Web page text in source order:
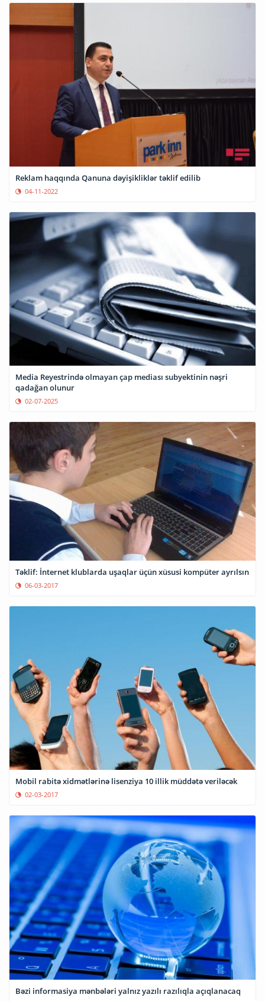
Reklam haqqında Qanuna dəyişikliklər təklif edilib
04-11-2022
Media Reyestrində olmayan çap mediası subyektinin nəşri
qadağan olunur
02-07-2025
Təklif: İnternet klublarda uşaqlar üçün xüsusi kompüter ayrılsın
06-03-2017
Mobil rabitə xidmətlərinə lisenziya 10 illik müddətə veriləcək
02-03-2017
Bəzi informasiya mənbələri yalnız yazılı razılıqla açıqlanacaq